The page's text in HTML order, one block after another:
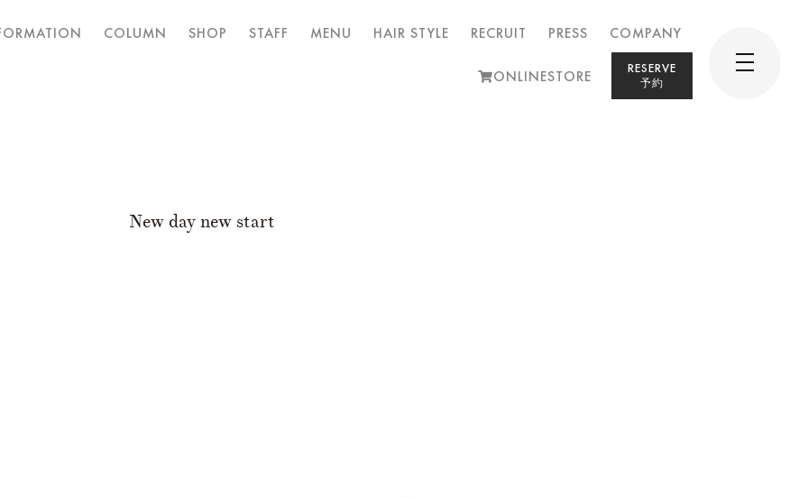
COLUMN SHOP STAFF MENU HAIR STYLE RECRUIT PRESS COMPANY
ONLINESTORE
RESERVE
予約
New day new start